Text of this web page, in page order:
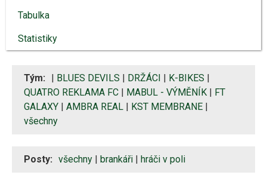
Tabulka
Statistiky
Tým: BLUES DEVILS DRŽÁCI K-BIKES
QUATRO REKLAMA FC
MABUL - VÝMĚNÍK
FT
GALAXY
AMBRA REAL KST MEMBRANE
všechny
Posty: všechny brankáři hráči v poli